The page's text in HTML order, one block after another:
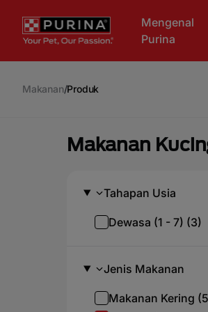
Mengenal
Purina
Makanan/Produk
Makanan
Tahapan Usia
Dewasa (1 - 7) (3)
Jenis Makanan
Makanan Kering